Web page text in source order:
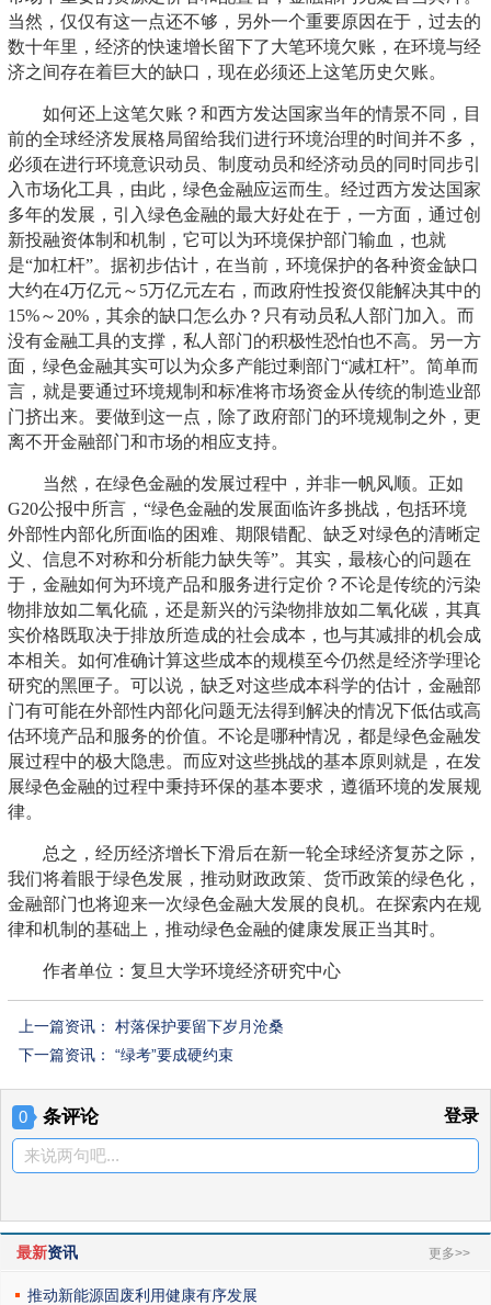
当然，仅仅有这一点还不够，另外一个重要原因在于，过去的
数十年里，经济的快速增长留下了大笔环境欠账，在环境与经
济之间存在着巨大的缺口，现在必须还上这笔历史欠账。
如何还上这笔欠账？和西方发达国家当年的情景不同，目
前的全球经济发展格局留给我们进行环境治理的时间并不多，
必须在进行环境意识动员、制度动员和经济动员的同时同步引
入市场化工具，由此，绿色金融应运而生。经过西方发达国家
多年的发展，引入绿色金融的最大好处在于，一方面，通过创
新投融资体制和机制，它可以为环境保护部门输血，也就
是“加杠杆”。据初步估计，在当前，环境保护的各种资金缺口
大约在4万亿元～5万亿元左右，而政府性投资仅能解决其中的
15%～20%，其余的缺口怎么办？只有动员私人部门加入。而
没有金融工具的支撑，私人部门的积极性恐怕也不高。另一方
面，绿色金融其实可以为众多产能过剩部门“减杠杆”。简单而
言，就是要通过环境规制和标准将市场资金从传统的制造业部
门挤出来。要做到这一点，除了政府部门的环境规制之外，更
离不开金融部门和市场的相应支持。
当然，在绿色金融的发展过程中，并非一帆风顺。正如
G20公报中所言，“绿色金融的发展面临许多挑战，包括环境
外部性内部化所面临的困难、期限错配、缺乏对绿色的清晰定
义、信息不对称和分析能力缺失等”。其实，最核心的问题在
于，金融如何为环境产品和服务进行定价？不论是传统的污染
物排放如二氧化硫，还是新兴的污染物排放如二氧化碳，其真
实价格既取决于排放所造成的社会成本，也与其减排的机会成
本相关。如何准确计算这些成本的规模至今仍然是经济学理论
研究的黑匣子。可以说，缺乏对这些成本科学的估计，金融部
门有可能在外部性内部化问题无法得到解决的情况下低估或高
估环境产品和服务的价值。不论是哪种情况，都是绿色金融发
展过程中的极大隐患。而应对这些挑战的基本原则就是，在发
展绿色金融的过程中秉持环保的基本要求，遵循环境的发展规
律。
总之，经历经济增长下滑后在新一轮全球经济复苏之际，
我们将着眼于绿色发展，推动财政政策、货币政策的绿色化，
金融部门也将迎来一次绿色金融大发展的良机。在探索内在规
律和机制的基础上，推动绿色金融的健康发展正当其时。
作者单位：复旦大学环境经济研究中心
上一篇资讯： 村落保护要留下岁月沧桑
下一篇资讯： “绿考”要成硬约束
0 条评论 登录
来说两句吧...
最新资讯 更多>>
推动新能源固废利用健康有序发展